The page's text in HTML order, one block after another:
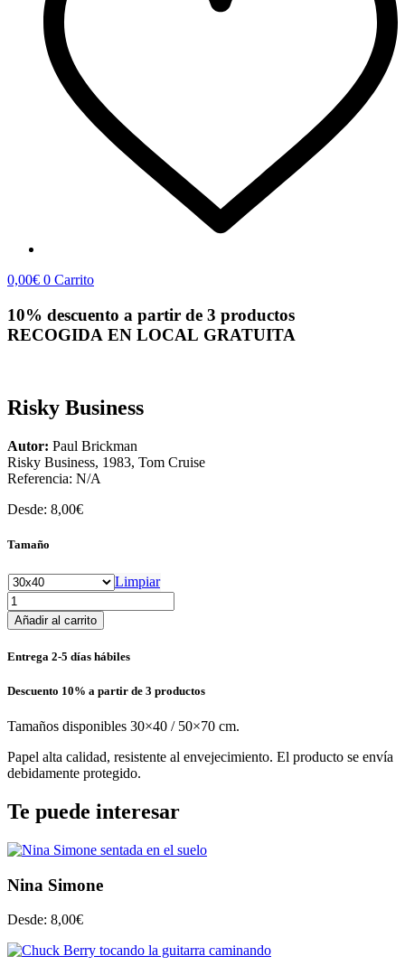
0,00€ 0 Carrito
10% descuento a partir de 3 productos
RECOGIDA EN LOCAL GRATUITA
Risky Business
Autor: Paul Brickman
Risky Business, 1983, Tom Cruise
Referencia: N/A
Desde: 8,00€
Tamaño
Limpiar
Risky
Business
cantidad
Añadir al carrito
Entrega 2-5 días hábiles
Descuento 10% a partir de 3 productos
Tamaños disponibles 30×40 / 50×70 cm.
Papel alta calidad, resistente al envejecimiento. El producto se envía
debidamente protegido.
Te puede interesar
Nina Simone
Desde: 8,00€